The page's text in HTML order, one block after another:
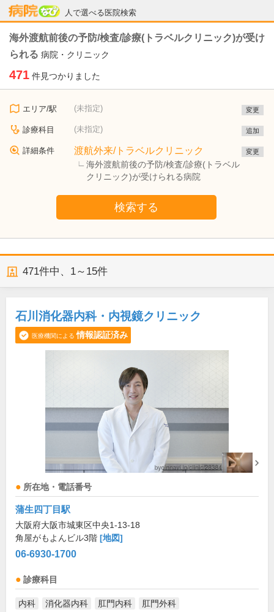
人で選べる医院検索
病院なび
海外渡航前後の予防/検査/診療(トラベルクリニック)が受け
られる 病院・クリニック
471 件見つかりました
エリア/駅 (未指定) 変更
診療科目 (未指定) 追加
詳細条件 渡航外来/トラベルクリニック
海外渡航前後の予防/検査/診療(トラベル
クリニック)が受けられる病院
変更
検索する
471件中、 1～15件
石川消化器内科・内視鏡クリニック
医療機関による 情報認証済み
所在地・電話番号
蒲生四丁目駅
大阪府大阪市城東区中央1-13-18
角屋がもよんビル3階 [地図]
06-6930-1700
診療科目
内科 消化器内科 肛門内科 肛門外科